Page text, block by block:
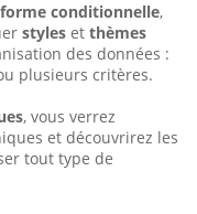
conditionnelle,
styles et thèmes
des données :
plusieurs critères.
, vous verrez
et découvrirez les
tout type de